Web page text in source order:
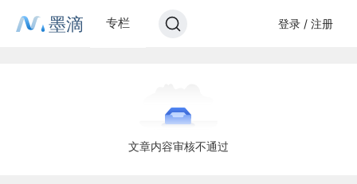
墨滴 专栏 登录 / 注册
文章内容审核不通过